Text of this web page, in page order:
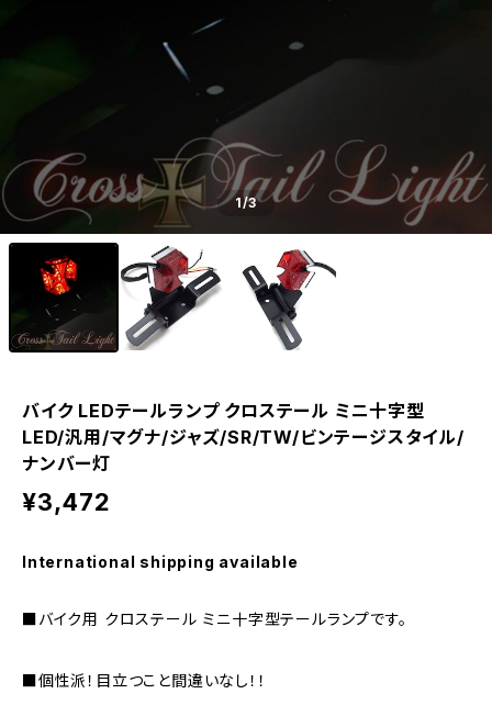
1/3
バイク LEDテールランプ クロステール ミニ十字型
LED/汎用/マグナ/ジャズ/SR/TW/ビンテージスタイル/
ナンバー灯
¥3,472
International shipping available
■バイク用 クロステール ミニ十字型テールランプです。
■個性派！目立つこと間違いなし！！